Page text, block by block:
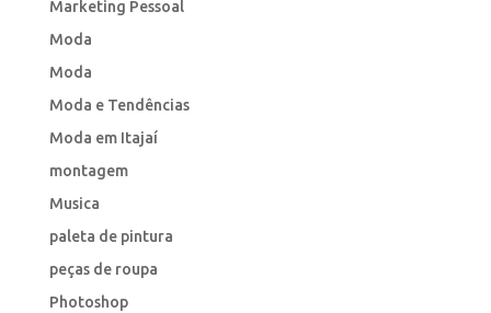
Marketing Pessoal
Moda
Moda
Moda e Tendências
Moda em Itajaí
montagem
Musica
paleta de pintura
peças de roupa
Photoshop